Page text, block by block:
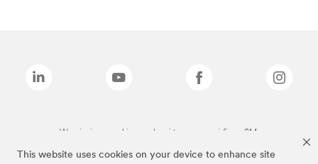
This website uses cookies on your device to enhance site
Wymienione marki są znakami towarowymi firmy 3M.